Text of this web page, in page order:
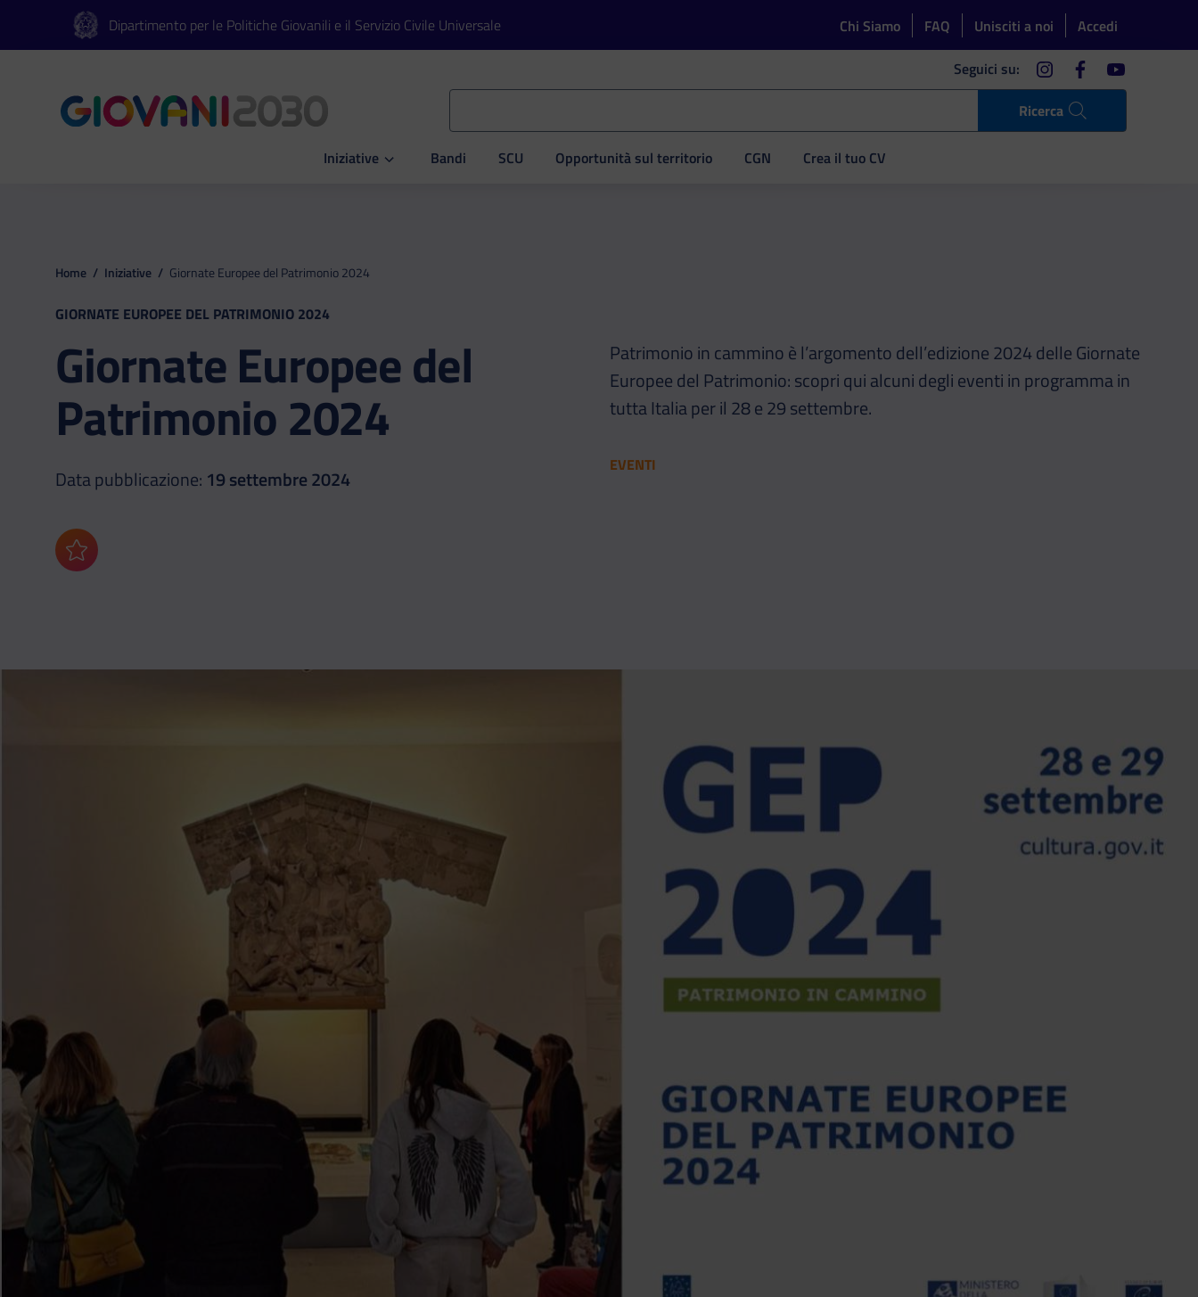
Vai al contenuto principale
Vai al footer Dipartimento per le Politiche Giovanili e il Servizio Civile Universale Chi Siamo FAQ Unisciti a noi Accedi
Ricerca
Seguici su: instagramfacebookyoutube
Iniziative
Apri Iniziative Bandi SCU Opportunità sul territorio CGN Crea il tuo CV
Home / Iniziative / Giornate Europee del Patrimonio 2024
GIORNATE EUROPEE DEL PATRIMONIO 2024
Giornate Europee del
Patrimonio 2024
Data pubblicazione: 19 settembre 2024
Aggiungi ai preferiti
Patrimonio in cammino è l’argomento dell’edizione 2024 delle Giornate
Europee del Patrimonio: scopri qui alcuni degli eventi in programma in
tutta Italia per il 28 e 29 settembre.
EVENTI